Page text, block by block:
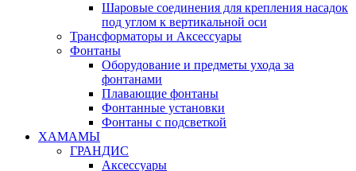
Шаровые соединения для крепления насадок
под углом к вертикальной оси
Трансформаторы и Аксессуары
Фонтаны
Оборудование и предметы ухода за
фонтанами
Плавающие фонтаны
Фонтанные установки
Фонтаны с подсветкой
ХАМАМЫ
ГРАНДИС
Аксессуары